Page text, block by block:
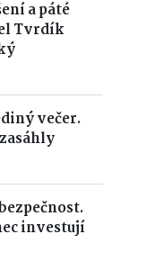
a páté
Tvrdík
večer.
investují